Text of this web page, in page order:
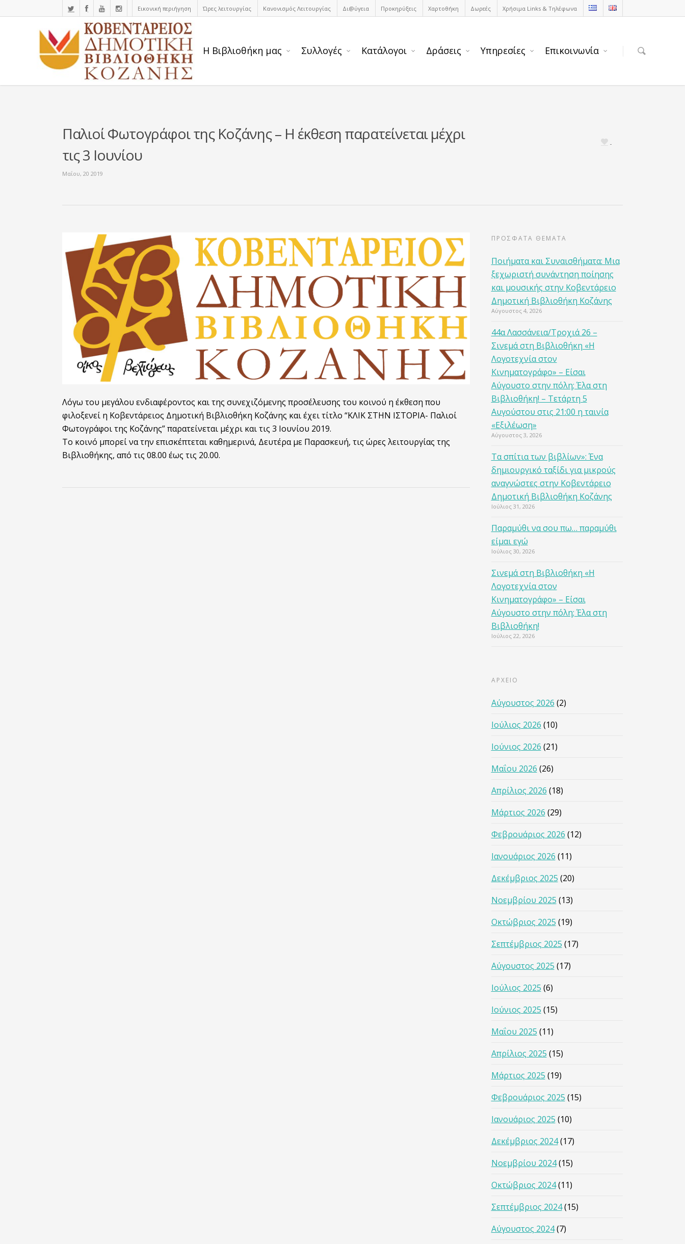
Εικονική περιήγηση Ώρες λειτουργίας Κανονισμός Λειτουργίας Δι@ύγεια Προκηρύξεις Χαρτοθήκη Δωρεές Χρήσιμα Links & Τηλέφωνα
Η Βιβλιοθήκη μας Συλλογές Κατάλογοι Δράσεις Υπηρεσίες Επικοινωνία
Παλιοί Φωτογράφοι της Κοζάνης – Η έκθεση παρατείνεται μέχρι
τις 3 Ιουνίου
Μαΐου, 20 2019
Λόγω του μεγάλου ενδιαφέροντος και της συνεχιζόμενης προσέλευσης του κοινού η έκθεση που
φιλοξενεί η Κοβεντάρειος Δημοτική Βιβλιοθήκη Κοζάνης και έχει τίτλο “ΚΛΙΚ ΣΤΗΝ ΙΣΤΟΡΙΑ- Παλιοί
Φωτογράφοι της Κοζάνης” παρατείνεται μέχρι και τις 3 Ιουνίου 2019.
Το κοινό μπορεί να την επισκέπτεται καθημερινά, Δευτέρα με Παρασκευή, τις ώρες λειτουργίας της
Βιβλιοθήκης, από τις 08.00 έως τις 20.00.
ΠΡΟΣΦΑΤΑ ΘΕΜΑΤΑ
Ποιήματα και Συναισθήματα: Μια
ξεχωριστή συνάντηση ποίησης
και μουσικής στην Κοβεντάρειο
Δημοτική Βιβλιοθήκη Κοζάνης
Αύγουστος 4, 2026
44α Λασσάνεια/Τροχιά 26 –
Σινεμά στη Βιβλιοθήκη «Η
Λογοτεχνία στον
Κινηματογράφο» – Είσαι
Αύγουστο στην πόλη; Έλα στη
Βιβλιοθήκη! – Τετάρτη 5
Αυγούστου στις 21:00 η ταινία
«Εξιλέωση»
Αύγουστος 3, 2026
Τα σπίτια των βιβλίων»: Ένα
δημιουργικό ταξίδι για μικρούς
αναγνώστες στην Κοβεντάρειο
Δημοτική Βιβλιοθήκη Κοζάνης
Ιούλιος 31, 2026
Παραμύθι να σου πω… παραμύθι
είμαι εγώ
Ιούλιος 30, 2026
Σινεμά στη Βιβλιοθήκη «Η
Λογοτεχνία στον
Κινηματογράφο» – Είσαι
Αύγουστο στην πόλη; Έλα στη
Βιβλιοθήκη!
Ιούλιος 22, 2026
ΑΡΧΕΙΟ
Αύγουστος 2026 (2)
Ιούλιος 2026 (10)
Ιούνιος 2026 (21)
Μαΐου 2026 (26)
Απρίλιος 2026 (18)
Μάρτιος 2026 (29)
Φεβρουάριος 2026 (12)
Ιανουάριος 2026 (11)
Δεκέμβριος 2025 (20)
Νοεμβρίου 2025 (13)
Οκτώβριος 2025 (19)
Σεπτέμβριος 2025 (17)
Αύγουστος 2025 (17)
Ιούλιος 2025 (6)
Ιούνιος 2025 (15)
Μαΐου 2025 (11)
Απρίλιος 2025 (15)
Μάρτιος 2025 (19)
Φεβρουάριος 2025 (15)
Ιανουάριος 2025 (10)
Δεκέμβριος 2024(17)
Νοεμβρίου 2024(15)
Οκτώβριος 2024(11)
Σεπτέμβριος 2024(15)
Αύγουστος 2024(7)